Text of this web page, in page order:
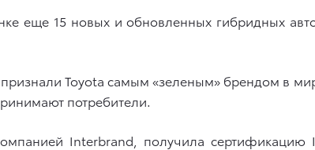
еще 15 новых и обновленных гибридных
Toyota самым «зеленым» брендом в
потребители.
Interbrand, получила